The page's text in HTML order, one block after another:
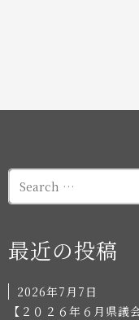
送
最近の投稿
2026年7月7日
【２０２６年６月県